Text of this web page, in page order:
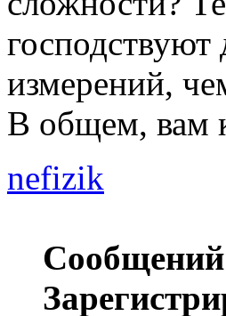
измерений,
В общем, вам
nefizik